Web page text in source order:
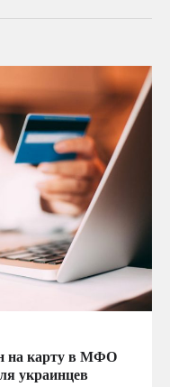
на карту в МФО
украинцев